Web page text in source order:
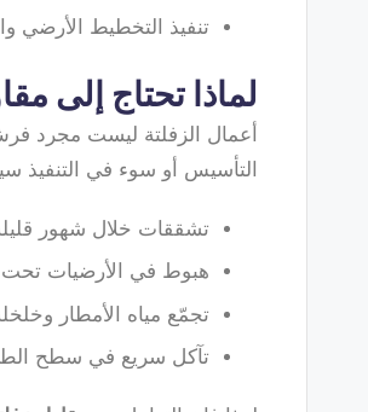
تنفيذ التخطيط الأرضي
لماذا تحتاج إلى
أعمال الزفلتة ليست مجرد
التأسيس أو سوء في التنفيذ
تشققات خلال شهور
هبوط في الأرضيات تحت
تجمّع مياه الأمطار
تآكل سريع في سطح